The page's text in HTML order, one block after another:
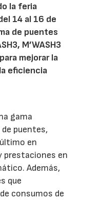
la feria
14 al 16 de
de puentes
M’WASH3
mejorar la
eficiencia
gama
puentes,
en
prestaciones en
Además,
que
consumos de